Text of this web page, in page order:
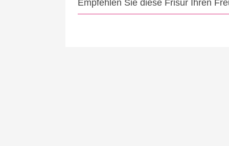
Empfehlen Sie diese Frisur Ihren